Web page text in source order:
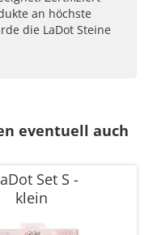
an höchste
die LaDot Steine
eventuell auch
Set S -
klein